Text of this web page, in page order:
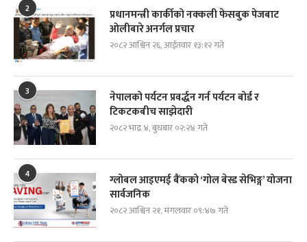
2
प्रधानमन्त्री कार्कीको नक्कली फेसबुक पेजबाट
ओलीबारे अनर्गल प्रचार
२०८२ आश्विन २६, आईतवार १३:१२ गते
3
नेपालको पर्यटन प्रवर्द्धन गर्न पर्यटन बोर्ड र
टिकटकबीच साझेदारी
२०८२ भाद्र ४, बुधबार ०२:२४ गते
4
ग्लोबल आइएमई बैंकको ‘गोल बेस्ड सेभिङ्ग’ योजना
सार्वजनिक
२०८२ आश्विन २१, मंगलवार ०९:४७ गते